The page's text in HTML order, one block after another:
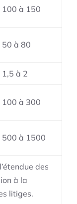
100 à 150
50 à 80
1,5 à 2
100 à 300
500 à 1500
des
à la
litiges.